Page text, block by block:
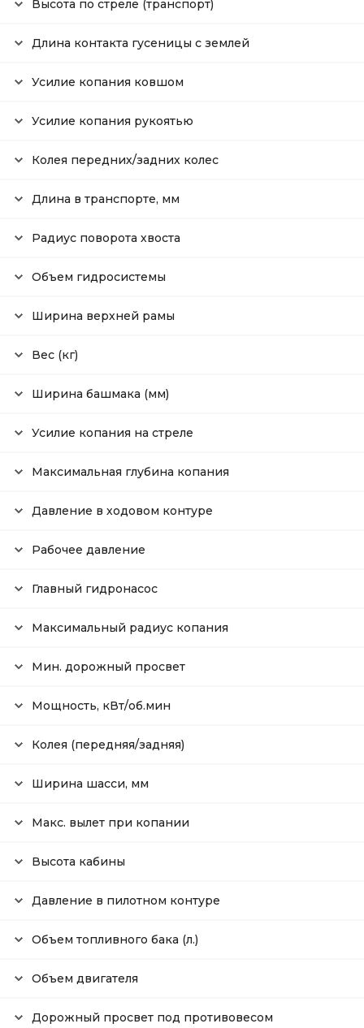
Высота по стреле (транспорт)
Длина контакта гусеницы с землей
Усилие копания ковшом
Усилие копания рукоятью
Колея передних/задних колес
Длина в транспорте, мм
Радиус поворота хвоста
Объем гидросистемы
Ширина верхней рамы
Вес (кг)
Ширина башмака (мм)
Усилие копания на стреле
Максимальная глубина копания
Давление в ходовом контуре
Рабочее давление
Главный гидронасос
Максимальный радиус копания
Мин. дорожный просвет
Мощность, кВт/об.мин
Колея (передняя/задняя)
Ширина шасси, мм
Макс. вылет при копании
Высота кабины
Давление в пилотном контуре
Объем топливного бака (л.)
Объем двигателя
Дорожный просвет под противовесом